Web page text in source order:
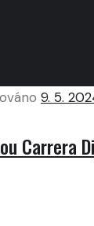
9. 5.
Carrera